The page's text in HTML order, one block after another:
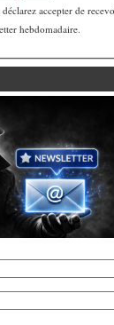
accepter de
hebdomadaire.